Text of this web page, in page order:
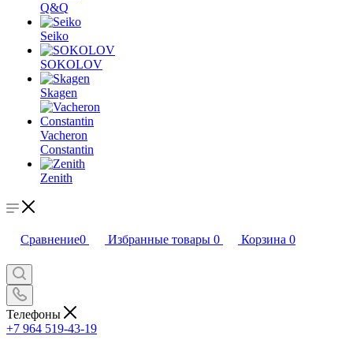
Q&Q
Seiko
SOKOLOV
Skagen
Vacheron
Constantin
Zenith
Сравнение0 Избранные товары 0 Корзина 0
Телефоны
+7 964 519-43-19